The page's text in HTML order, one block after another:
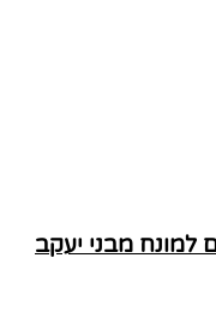
מבני יעקב